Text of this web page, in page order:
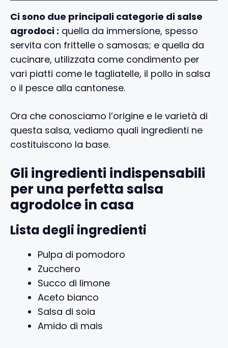
Ci sono due principali categorie di salse
agrodoci : quella da immersione, spesso
servita con frittelle o samosas; e quella da
cucinare, utilizzata come condimento per
vari piatti come le tagliatelle, il pollo in salsa
o il pesce alla cantonese.
Ora che conosciamo l’origine e le varietà di
questa salsa, vediamo quali ingredienti ne
costituiscono la base.
Gli ingredienti indispensabili
per una perfetta salsa
agrodolce in casa
Lista degli ingredienti
Pulpa di pomodoro
Zucchero
Succo di limone
Aceto bianco
Salsa di soia
Amido di mais